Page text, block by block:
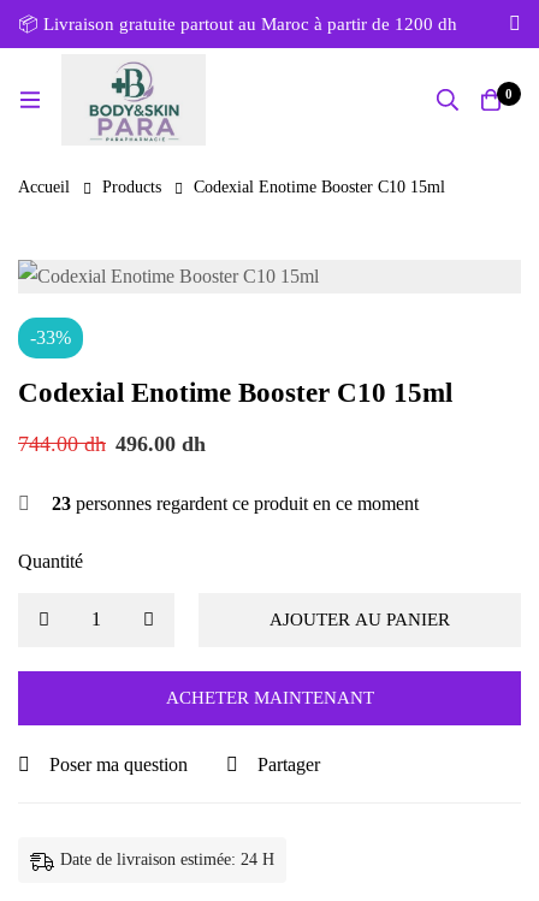
📦 Livraison gratuite partout au Maroc à partir de 1200 dh
0
Accueil Products Codexial Enotime Booster C10 15ml
-33%
Codexial Enotime Booster C10 15ml
744.00dh 496.00 dh
23 personnes regardent ce produit en ce moment
Quantité
AJOUTER AU PANIER
ACHETER MAINTENANT
Poser ma question Partager
Date de livraison estimée: 24 H